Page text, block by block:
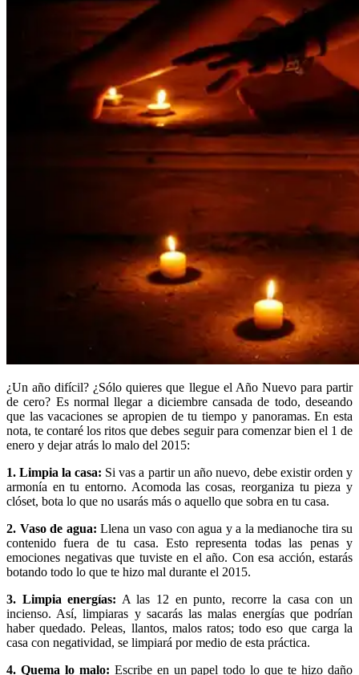
¿Un año difícil? ¿Sólo quieres que llegue el Año Nuevo para partir
de cero? Es normal llegar a diciembre cansada de todo, deseando
que las vacaciones se apropien de tu tiempo y panoramas. En esta
nota, te contaré los ritos que debes seguir para comenzar bien el 1 de
enero y dejar atrás lo malo del 2015:
1. Limpia la casa: Si vas a partir un año nuevo, debe existir orden y
armonía en tu entorno. Acomoda las cosas, reorganiza tu pieza y
clóset, bota lo que no usarás más o aquello que sobra en tu casa.
2. Vaso de agua: Llena un vaso con agua y a la medianoche tira su
contenido fuera de tu casa. Esto representa todas las penas y
emociones negativas que tuviste en el año. Con esa acción, estarás
botando todo lo que te hizo mal durante el 2015.
3. Limpia energías: A las 12 en punto, recorre la casa con un
incienso. Así, limpiaras y sacarás las malas energías que podrían
haber quedado. Peleas, llantos, malos ratos; todo eso que carga la
casa con negatividad, se limpiará por medio de esta práctica.
4. Quema lo malo: Escribe en un papel todo lo que te hizo daño